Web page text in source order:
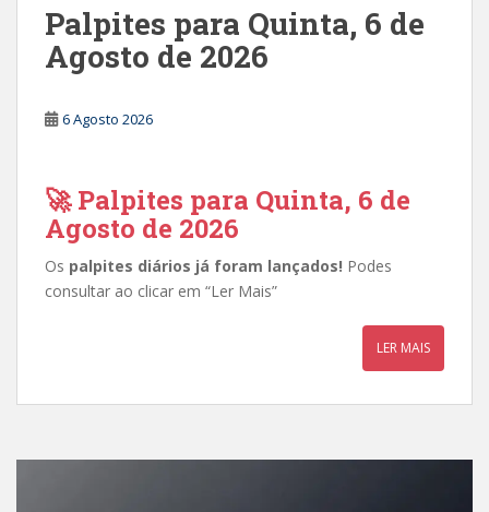
Palpites para Quinta, 6 de
Agosto de 2026
6 Agosto 2026
🚀 Palpites para Quinta, 6 de
Agosto de 2026
Os palpites diários já foram lançados! Podes
consultar ao clicar em “Ler Mais”
LER MAIS